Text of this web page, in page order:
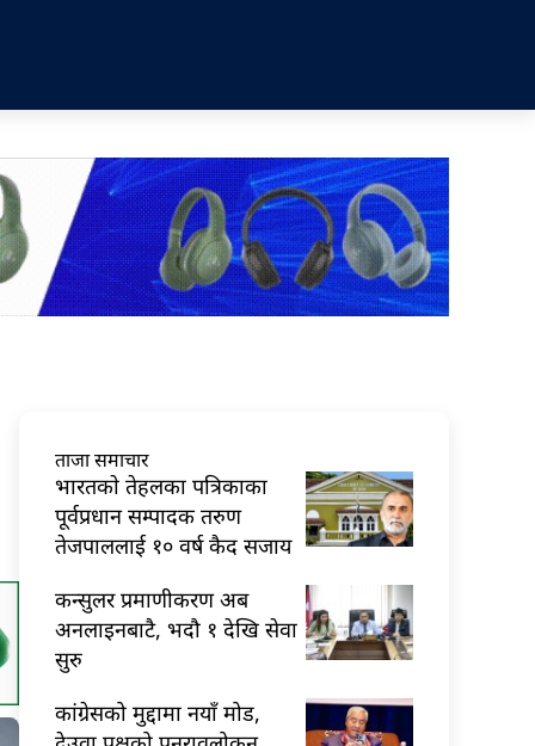
ताजा समाचार
भारतकाे तेहलका पत्रिकाका
पूर्वप्रधान सम्पादक तरुण
तेजपाललाई १० वर्ष कैद सजाय
कन्सुलर प्रमाणीकरण अब
अनलाइनबाटै, भदौ १ देखि सेवा
सुरु
कांग्रेसको मुद्दामा नयाँ मोड,